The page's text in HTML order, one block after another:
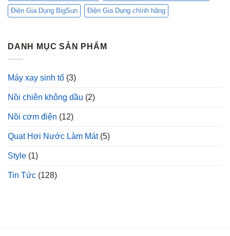
Điện Gia Dụng BigSun Điện Gia Dụng chính hãng
DANH MỤC SẢN PHẨM
Máy xay sinh tố (3)
Nồi chiên không dầu (2)
Nồi cơm điện (12)
Quạt Hơi Nước Làm Mát(5)
Style (1)
Tin Tức (128)